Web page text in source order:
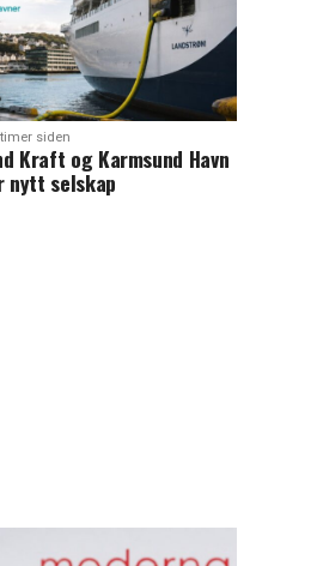
siden
Kraft og Karmsund Havn
nytt selskap